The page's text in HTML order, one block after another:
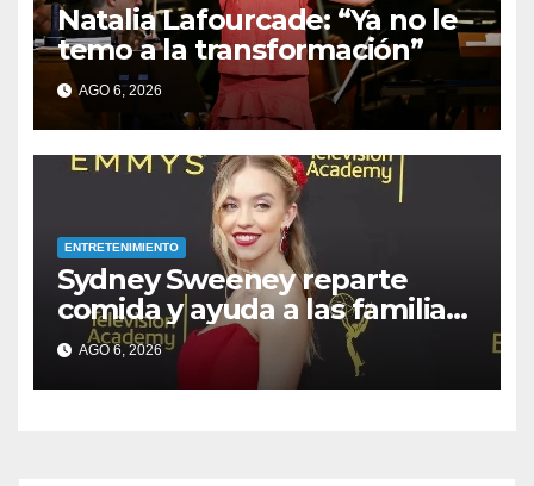
Natalia Lafourcade: “Ya no le
temo a la transformación”
AGO 6, 2026
ENTRETENIMIENTO
Sydney Sweeney reparte
comida y ayuda a las familias
afectadas por los incendios
en su ciudad natal
AGO 6, 2026